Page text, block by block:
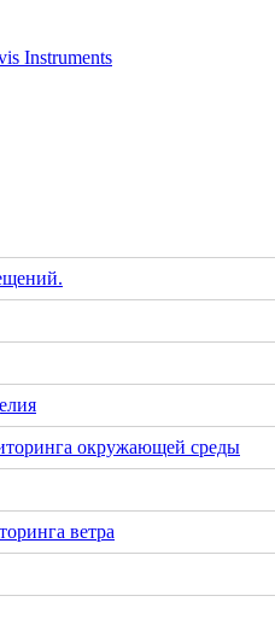
Instruments
окружающей среды
ветра